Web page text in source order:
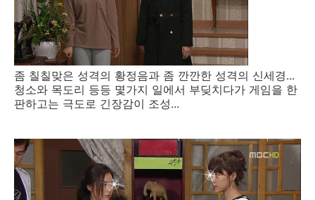
좀 칠칠맞은 성격의 황정음과 좀 깐깐한 성격의 신세경...
청소와 목도리 등등 몇가지 일에서 부딪치다가 게임을 한
판하고는 극도로 긴장감이 조성...